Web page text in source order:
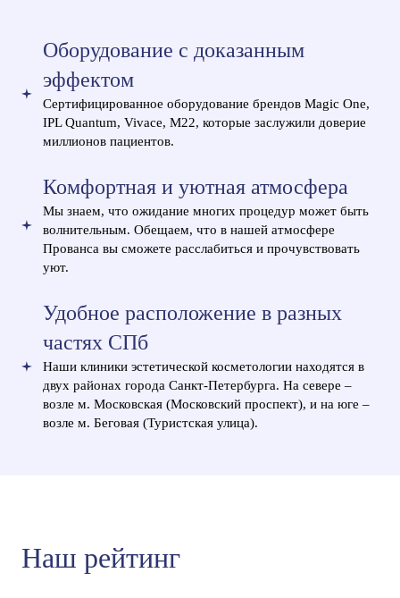
Оборудование с доказанным
эффектом
Сертифицированное оборудование брендов Magic One,
IPL Quantum, Vivace, M22, которые заслужили доверие
миллионов пациентов.
Комфортная и уютная атмосфера
Мы знаем, что ожидание многих процедур может быть
волнительным. Обещаем, что в нашей атмосфере
Прованса вы сможете расслабиться и прочувствовать
уют.
Удобное расположение в разных
частях СПб
Наши клиники эстетической косметологии находятся в
двух районах города Санкт-Петербурга. На севере –
возле м. Московская (Московский проспект), и на юге –
возле м. Беговая (Туристская улица).
Наш рейтинг